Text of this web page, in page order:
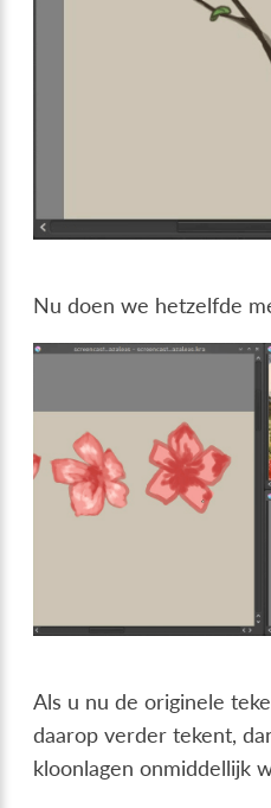
Nu doen we hetzelfde
Als u nu de originele
daarop verder tekent,
kloonlagen onmiddellijk